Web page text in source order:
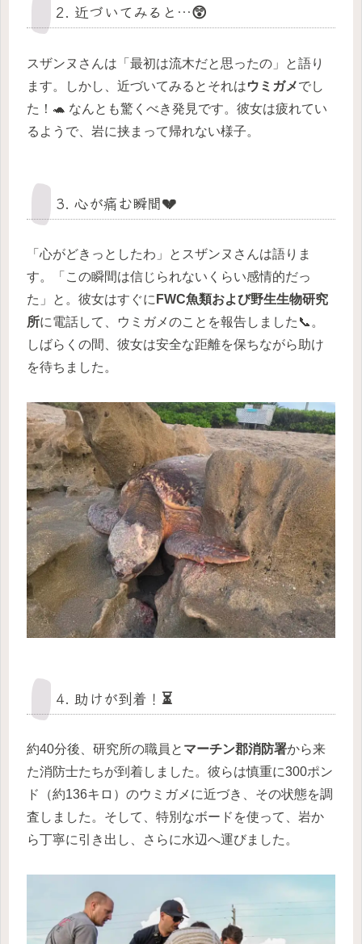
2. 近づいてみると…😲
スザンヌさんは「最初は流木だと思ったの」と語り
ます。しかし、近づいてみるとそれはウミガメでし
た！🐢 なんとも驚くべき発見です。彼女は疲れてい
るようで、岩に挟まって帰れない様子。
3. 心が痛む瞬間💔
「心がどきっとしたわ」とスザンヌさんは語りま
す。「この瞬間は信じられないくらい感情的だっ
た」と。彼女はすぐに FWC魚類および野生生物研究
所に電話して、ウミガメのことを報告しました📞。
しばらくの間、彼女は安全な距離を保ちながら助け
を待ちました。
4. 助けが到着！⏳
約40分後、研究所の職員と マーチン郡消防署から来
た消防士たちが到着しました。彼らは慎重に300ポン
ド（約136キロ）のウミガメに近づき、その状態を調
査しました。そして、特別なボードを使って、岩か
ら丁寧に引き出し、さらに水辺へ運びました。